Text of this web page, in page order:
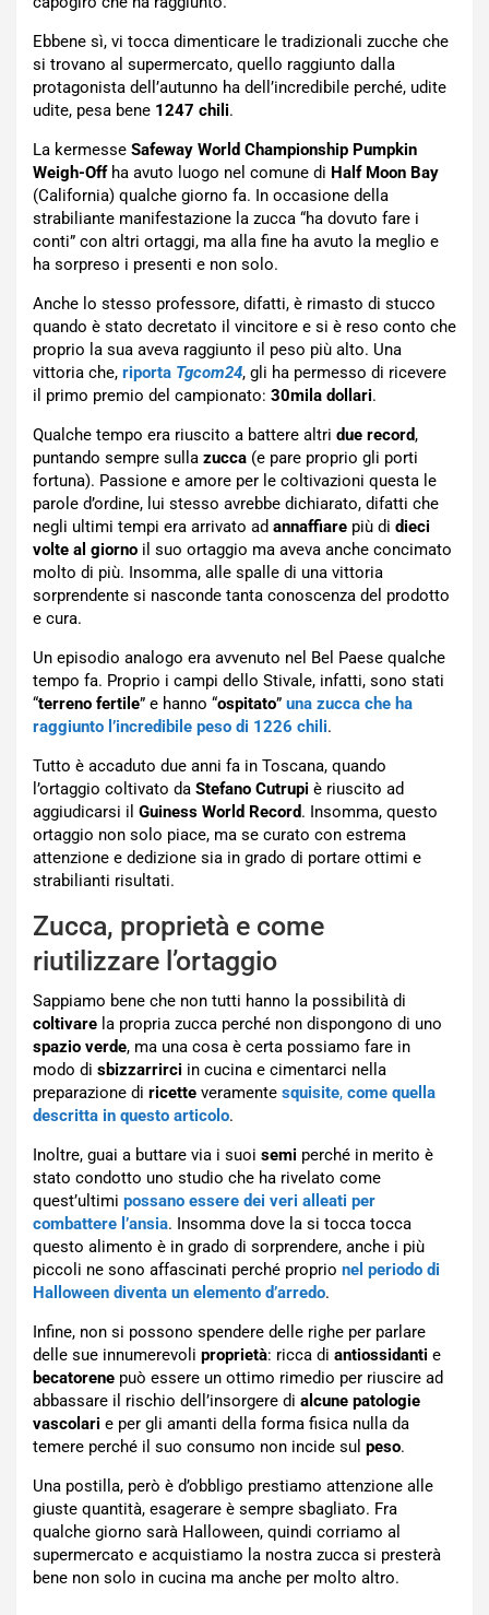
Ebbene sì, vi tocca dimenticare le tradizionali zucche che
si trovano al supermercato, quello raggiunto dalla
protagonista dell’autunno ha dell’incredibile perché, udite
udite, pesa bene 1247 chili.
La kermesse Safeway World Championship Pumpkin
Weigh-Offha avuto luogo nel comune di Half Moon Bay
(California) qualche giorno fa. In occasione della
strabiliante manifestazione la zucca “ha dovuto fare i
conti” con altri ortaggi, ma alla fine ha avuto la meglio e
ha sorpreso i presenti e non solo.
Anche lo stesso professore, difatti, è rimasto di stucco
quando è stato decretato il vincitore e si è reso conto che
proprio la sua aveva raggiunto il peso più alto. Una
vittoria che, riporta Tgcom24, gli ha permesso di ricevere
il primo premio del campionato: 30mila dollari.
Qualche tempo era riuscito a battere altri due record,
puntando sempre sulla zucca (e pare proprio gli porti
fortuna). Passione e amore per le coltivazioni questa le
parole d’ordine, lui stesso avrebbe dichiarato, difatti che
negli ultimi tempi era arrivato ad annaffiare più di dieci
volte al giorno il suo ortaggio ma aveva anche concimato
molto di più. Insomma, alle spalle di una vittoria
sorprendente si nasconde tanta conoscenza del prodotto
e cura.
Un episodio analogo era avvenuto nel Bel Paese qualche
tempo fa. Proprio i campi dello Stivale, infatti, sono stati
“terreno fertile” e hanno “ospitato” una zucca che ha
raggiunto l’incredibile peso di 1226 chili.
Tutto è accaduto due anni fa in Toscana, quando
l’ortaggio coltivato da Stefano Cutrupi è riuscito ad
aggiudicarsi il Guiness World Record. Insomma, questo
ortaggio non solo piace, ma se curato con estrema
attenzione e dedizione sia in grado di portare ottimi e
strabilianti risultati.
Zucca, proprietà e come
riutilizzare l’ortaggio
Sappiamo bene che non tutti hanno la possibilità di
coltivare la propria zucca perché non dispongono di uno
spazio verde, ma una cosa è certa possiamo fare in
modo di sbizzarrirci in cucina e cimentarci nella
preparazione di ricette veramente squisite, come quella
descritta in questo articolo.
Inoltre, guai a buttare via i suoi semi perché in merito è
stato condotto uno studio che ha rivelato come
quest’ultimi possano essere dei veri alleati per
combattere l’ansia. Insomma dove la si tocca tocca
questo alimento è in grado di sorprendere, anche i più
piccoli ne sono affascinati perché proprio nel periodo di
Halloween diventa un elemento d’arredo.
Infine, non si possono spendere delle righe per parlare
delle sue innumerevoli proprietà: ricca di antiossidanti e
becatorene può essere un ottimo rimedio per riuscire ad
abbassare il rischio dell’insorgere di alcune patologie
vascolari e per gli amanti della forma fisica nulla da
temere perché il suo consumo non incide sul peso.
Una postilla, però è d’obbligo prestiamo attenzione alle
giuste quantità, esagerare è sempre sbagliato. Fra
qualche giorno sarà Halloween, quindi corriamo al
supermercato e acquistiamo la nostra zucca si presterà
bene non solo in cucina ma anche per molto altro.